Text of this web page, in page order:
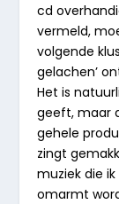
cd
vermeld,
volgende
gelachen’
Het is
geeft, maar
gehele
zingt
muziek die
omarmt